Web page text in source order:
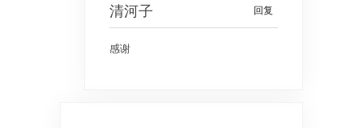
回复
清河子
感谢